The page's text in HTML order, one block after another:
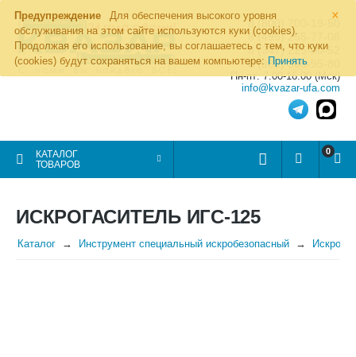
×
Предупреждение
Для обеспечения высокого уровня
обслуживания на этом сайте используются куки (cookies).
Продолжая его использование, вы соглашаетесь с тем, что куки
(cookies) будут сохраняться на вашем компьютере: Принять
8 (800) 700-19-50
8 (495) 255-77-08
8 (347) 225-00-52
8 (986) 963-95-80
Пн-пт: 7.00-16.00 (Мск)
info@kvazar-ufa.com
КАТАЛОГ
ТОВАРОВ
0
ИСКРОГАСИТЕЛЬ ИГС-125
Каталог Инструмент специальный искробезопасный